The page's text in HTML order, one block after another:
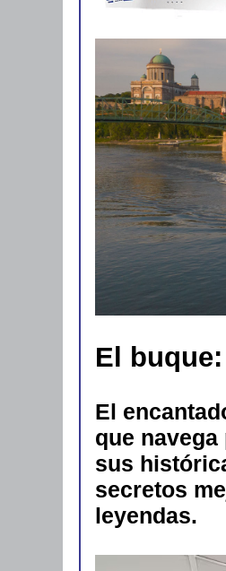
El
El
que
sus
secretos
leyendas.